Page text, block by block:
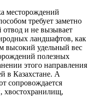
месторождений
требует заметно
и не вызывает
ландшафтов, как
высокий удельный вес
полезных
этого направления
в Казахстане. А
сопровождается
хвостохранилищ,